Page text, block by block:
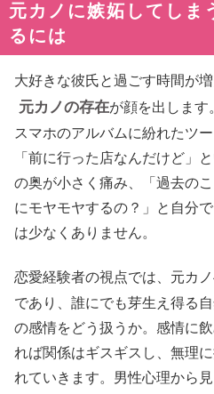
元カノに嫉妬してしま
るには
大好きな彼氏と過ごす時間が
元カノの存在が顔を出します
スマホのアルバムに紛れたツ
「前に行った店なんだけど」
の奥が小さく痛み、「過去の
にモヤモヤするの？」と自分
は少なくありません。
恋愛経験者の視点では、元カ
であり、誰にでも芽生え得る
の感情をどう扱うか。感情に
れば関係はギスギスし、無理
れていきます。男性心理から